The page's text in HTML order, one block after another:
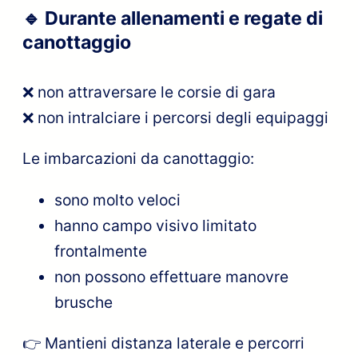
🔹 Durante allenamenti e regate di
canottaggio
❌ non attraversare le corsie di gara
❌ non intralciare i percorsi degli equipaggi
Le imbarcazioni da canottaggio:
sono molto veloci
hanno campo visivo limitato
frontalmente
non possono effettuare manovre
brusche
👉 Mantieni distanza laterale e percorri